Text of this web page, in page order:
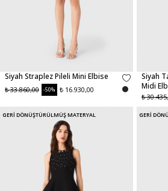
Siyah Straplez Pileli Mini Elbise
₺ 33.860,00 -50% ₺ 16.930,00
Siyah
Midi
₺
GERİ DÖNÜŞTÜRÜLMÜŞ MATERYAL GERİ